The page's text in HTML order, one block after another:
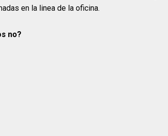
en la linea de la oficina.
no?